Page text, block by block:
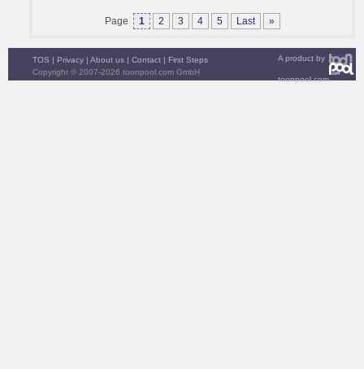
Page 1 2 3 4 5 Last »
A product by
toonpool.com
TOS | Privacy | About us | Contact | First Steps
Copyright © 2007-2026 toonpool.com GmbH